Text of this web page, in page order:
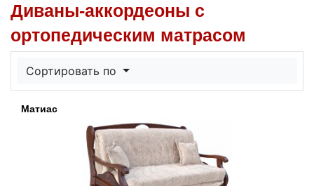
Диваны-аккордеоны с
ортопедическим матрасом
Сортировать по
Матиас